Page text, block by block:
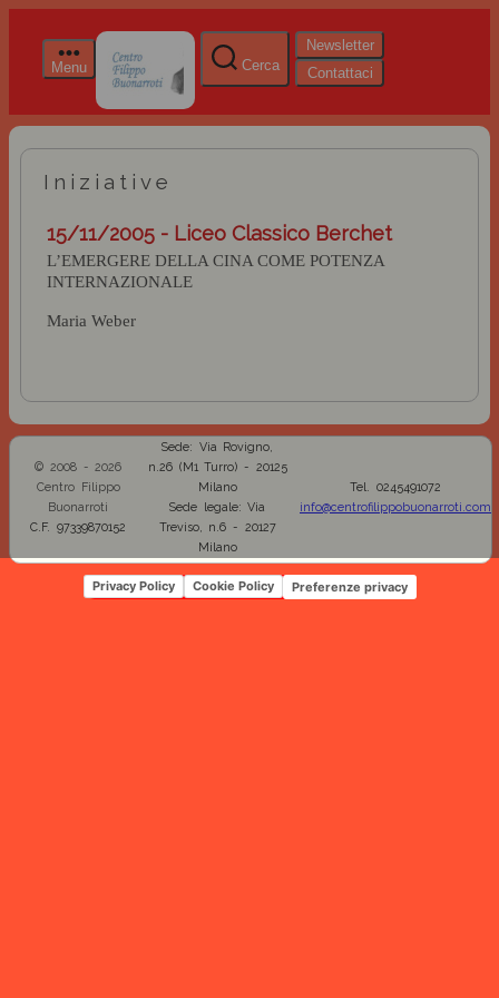
Menu Cerca
Newsletter
Contattaci
Iniziative
15/11/2005 - Liceo Classico Berchet
L’EMERGERE DELLA CINA COME POTENZA
INTERNAZIONALE
Maria Weber
© 2008 - 2026
Centro Filippo
Buonarroti
C.F. 97339870152
Sede: Via Rovigno,
n.26 (M1 Turro) - 20125
Milano
Sede legale: Via
Treviso, n.6 - 20127
Milano
Tel. 0245491072
info@centrofilippobuonarroti.com
Privacy Policy Cookie Policy Preferenze privacy